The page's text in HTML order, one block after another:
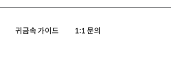
귀금속 가이드 1:1 문의